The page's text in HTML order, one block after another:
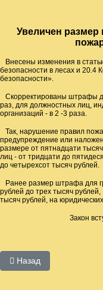
Увеличен
Внесены изменения в
безопасности в лесах и
безопасности».
Скорректированы штрафы
раз, для должностных лиц,
организаций - в 2 -3 раза.
Так, нарушение правил
предупреждение или
размере от пятнадцати
лиц - от тридцати до
до четырехсот тысяч рублей.
Ранее размер штрафа для
рублей до трех тысяч
тысяч рублей, на
Закон
Предыдущий: Открытие
Назад